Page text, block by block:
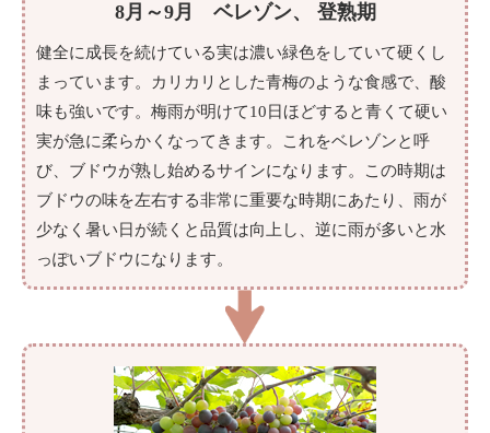
8月～9月 ベレゾン、 登熟期
健全に成長を続けている実は濃い緑色をしていて硬くし
まっています。カリカリとした青梅のような食感で、酸
味も強いです。梅雨が明けて10日ほどすると青くて硬い
実が急に柔らかくなってきます。これをベレゾンと呼
び、ブドウが熟し始めるサインになります。この時期は
ブドウの味を左右する非常に重要な時期にあたり、雨が
少なく暑い日が続くと品質は向上し、逆に雨が多いと水
っぽいブドウになります。